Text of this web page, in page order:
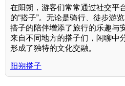
在阳朔，游客们常常通过社交平
的“搭子”。无论是骑行、徒步游
搭子的陪伴增添了旅行的乐趣与
来自不同地方的搭子们，闲聊中
形成了独特的文化交融。
阳朔搭子